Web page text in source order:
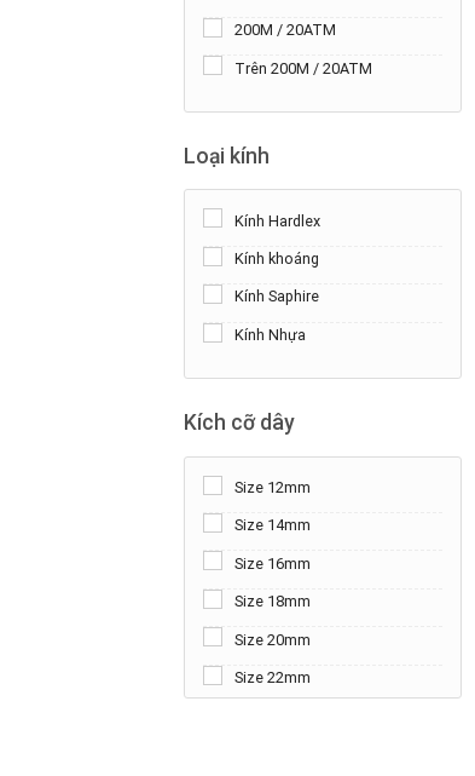
200M / 20ATM
Trên 200M / 20ATM
Loại kính
Kính Hardlex
Kính khoáng
Kính Saphire
Kính Nhựa
Kích cỡ dây
Size 12mm
Size 14mm
Size 16mm
Size 18mm
Size 20mm
Size 22mm